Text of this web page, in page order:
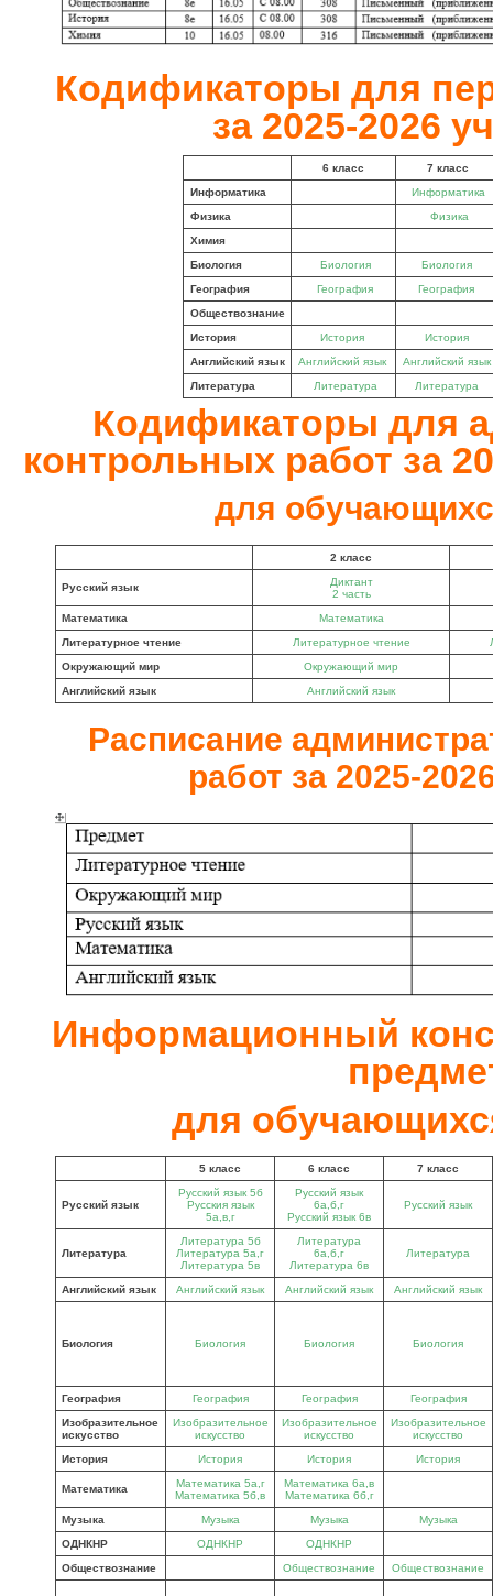
Кодификаторы для
за 2025-2026
6 класс
7 класс
Информатика
Информатика
Физика
Физика
Химия
Биология
Биология
Биология
География
География
География
Обществознание
История
История
История
Английский язык
Английский язык
Английский язык
Литература
Литература Литература
Кодификаторы для
контрольных работ за
для
2 класс
Русский язык
Диктант
2 часть
Математика
Математика
Литературное чтение
Литературное чтение
Окружающий мир
Окружающий мир
Английский язык
Английский язык
Расписание
работ за 2025-
Информационный
для
5 класс 6 класс 7 класс
Русский язык
Русский язык 5б
Русския язык
5а,в,г
Русский язык
6а,б,г
Русский язык 6в
Русский язык
Литература
Литература 5б
Литература 5а,г
Литература 5в
Литература
6а,б,г
Литература 6в
Литература
Английский язык Английский язык Английский язык Английский язык
Биология Биология Биология Биология
География География География
География
Изобразительное
искусство
Изобразительное
искусство
Изобразительное
искусство
Изобразительное
искусство
История
История История История
Математика
Математика 5а,г
Математика 5б,в
Математика 6а,в
Математика 6б,г
Музыка
Музыка Музыка
Музыка
ОДНКНР
ОДНКНР
ОДНКНР
Обществознание
Обществознание Обществознание